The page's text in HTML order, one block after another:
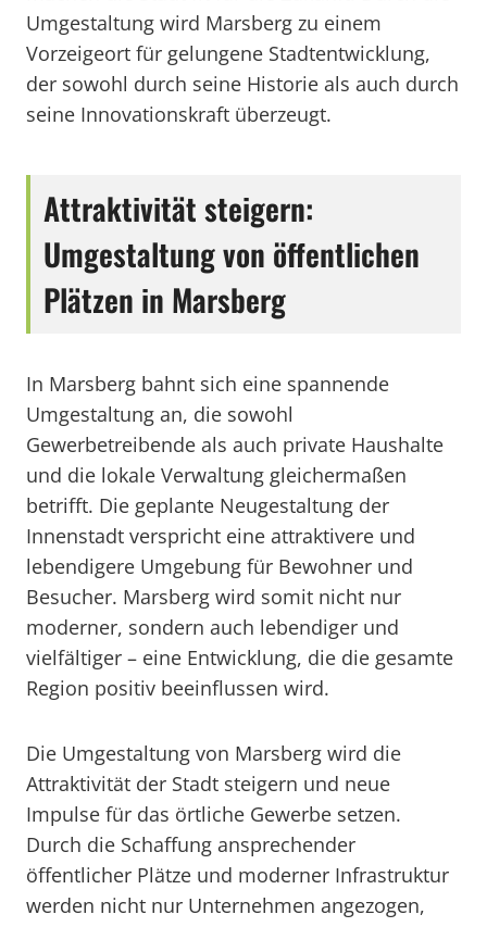
Umgestaltung wird Marsberg zu einem
Vorzeigeort für gelungene Stadtentwicklung,
der sowohl durch seine Historie als auch durch
seine Innovationskraft überzeugt.
Attraktivität steigern:
Umgestaltung von öffentlichen
Plätzen in Marsberg
In Marsberg bahnt sich eine spannende
Umgestaltung an, die sowohl
Gewerbetreibende als auch private Haushalte
und die lokale Verwaltung gleichermaßen
betrifft. Die geplante Neugestaltung der
Innenstadt verspricht eine attraktivere und
lebendigere Umgebung für Bewohner und
Besucher. Marsberg wird somit nicht nur
moderner, sondern auch lebendiger und
vielfältiger – eine Entwicklung, die die gesamte
Region positiv beeinflussen wird.
Die Umgestaltung von Marsberg wird die
Attraktivität der Stadt steigern und neue
Impulse für das örtliche Gewerbe setzen.
Durch die Schaffung ansprechender
öffentlicher Plätze und moderner Infrastruktur
werden nicht nur Unternehmen angezogen,